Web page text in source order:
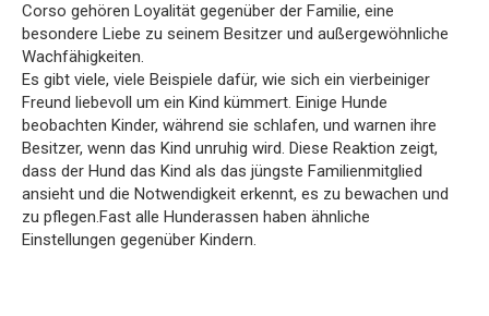
Corso gehören Loyalität gegenüber der Familie, eine
besondere Liebe zu seinem Besitzer und außergewöhnliche
Wachfähigkeiten.
Es gibt viele, viele Beispiele dafür, wie sich ein vierbeiniger
Freund liebevoll um ein Kind kümmert. Einige Hunde
beobachten Kinder, während sie schlafen, und warnen ihre
Besitzer, wenn das Kind unruhig wird. Diese Reaktion zeigt,
dass der Hund das Kind als das jüngste Familienmitglied
ansieht und die Notwendigkeit erkennt, es zu bewachen und
zu pflegen.Fast alle Hunderassen haben ähnliche
Einstellungen gegenüber Kindern.